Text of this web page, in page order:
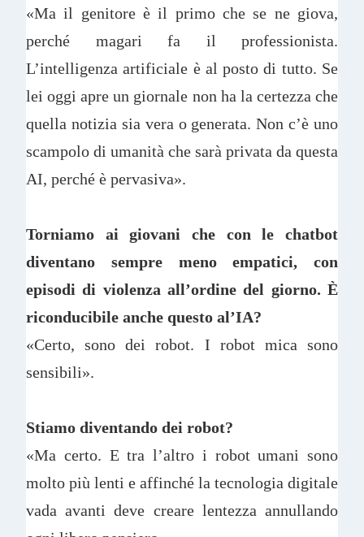
«Ma il genitore è il primo che se ne giova,
perché magari fa il professionista.
L’intelligenza artificiale è al posto di tutto. Se
lei oggi apre un giornale non ha la certezza che
quella notizia sia vera o generata. Non c’è uno
scampolo di umanità che sarà privata da questa
AI, perché è pervasiva».
Torniamo ai giovani che con le chatbot
diventano sempre meno empatici, con
episodi di violenza all’ordine del giorno. È
riconducibile anche questo al’IA?
«Certo, sono dei robot. I robot mica sono
sensibili».
Stiamo diventando dei robot?
«Ma certo. E tra l’altro i robot umani sono
molto più lenti e affinché la tecnologia digitale
vada avanti deve creare lentezza annullando